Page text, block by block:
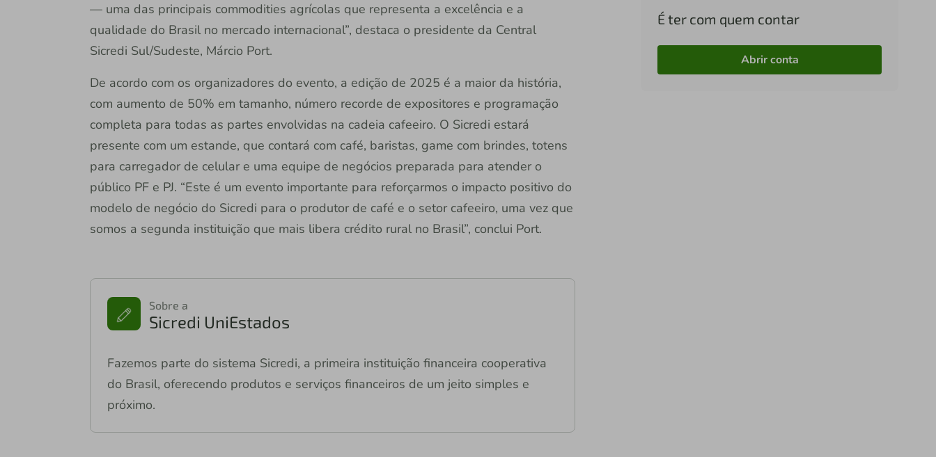
— uma das principais commodities agrícolas que representa a excelência e a
qualidade do Brasil no mercado internacional”, destaca o presidente da Central
Sicredi Sul/Sudeste, Márcio Port.
De acordo com os organizadores do evento, a edição de 2025 é a maior da história,
com aumento de 50% em tamanho, número recorde de expositores e programação
completa para todas as partes envolvidas na cadeia cafeeiro. O Sicredi estará
presente com um estande, que contará com café, baristas, game com brindes, totens
para carregador de celular e uma equipe de negócios preparada para atender o
público PF e PJ. “Este é um evento importante para reforçarmos o impacto positivo do
modelo de negócio do Sicredi para o produtor de café e o setor cafeeiro, uma vez que
somos a segunda instituição que mais libera crédito rural no Brasil”, conclui Port.
Sobre a
Sicredi UniEstados
Fazemos parte do sistema Sicredi, a primeira instituição financeira cooperativa
do Brasil, oferecendo produtos e serviços financeiros de um jeito simples e
próximo.
É ter com quem contar
Abrir conta